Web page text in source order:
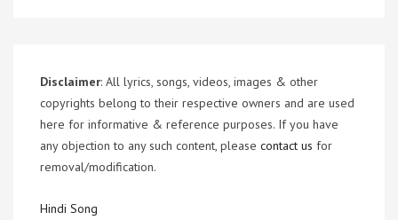
Disclaimer: All lyrics, songs, videos, images & other
copyrights belong to their respective owners and are used
here for informative & reference purposes. If you have
any objection to any such content, please contact us for
removal/modification.
Hindi Song